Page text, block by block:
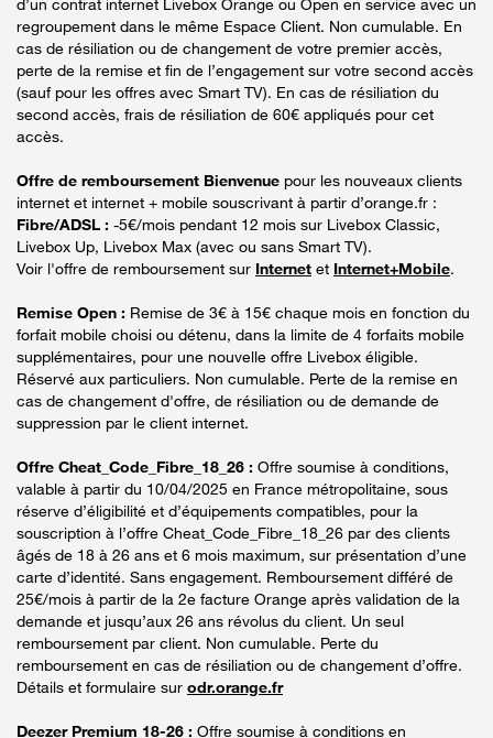
regroupement dans le même Espace Client. Non cumulable. En
cas de résiliation ou de changement de votre premier accès,
perte de la remise et fin de l’engagement sur votre second accès
(sauf pour les offres avec Smart TV). En cas de résiliation du
second accès, frais de résiliation de 60€ appliqués pour cet
accès.
Offre de remboursement Bienvenue pour les nouveaux clients
internet et internet + mobile souscrivant à partir d’orange.fr :
Fibre/ADSL : -5€/mois pendant 12 mois sur Livebox Classic,
Livebox Up, Livebox Max (avec ou sans Smart TV).
Voir l'offre de remboursement sur Internet et Internet+Mobile.
Remise Open : Remise de 3€ à 15€ chaque mois en fonction du
forfait mobile choisi ou détenu, dans la limite de 4 forfaits mobile
supplémentaires, pour une nouvelle offre Livebox éligible.
Réservé aux particuliers. Non cumulable. Perte de la remise en
cas de changement d'offre, de résiliation ou de demande de
suppression par le client internet.
Offre Cheat_Code_Fibre_18_26 : Offre soumise à conditions,
valable à partir du 10/04/2025 en France métropolitaine, sous
réserve d’éligibilité et d’équipements compatibles, pour la
souscription à l’offre Cheat_Code_Fibre_18_26 par des clients
âgés de 18 à 26 ans et 6 mois maximum, sur présentation d’une
carte d’identité. Sans engagement. Remboursement différé de
25€/mois à partir de la 2e facture Orange après validation de la
demande et jusqu’aux 26 ans révolus du client. Un seul
remboursement par client. Non cumulable. Perte du
remboursement en cas de résiliation ou de changement d’offre.
Détails et formulaire sur odr.orange.fr
Deezer Premium 18-26 : Offre soumise à conditions en